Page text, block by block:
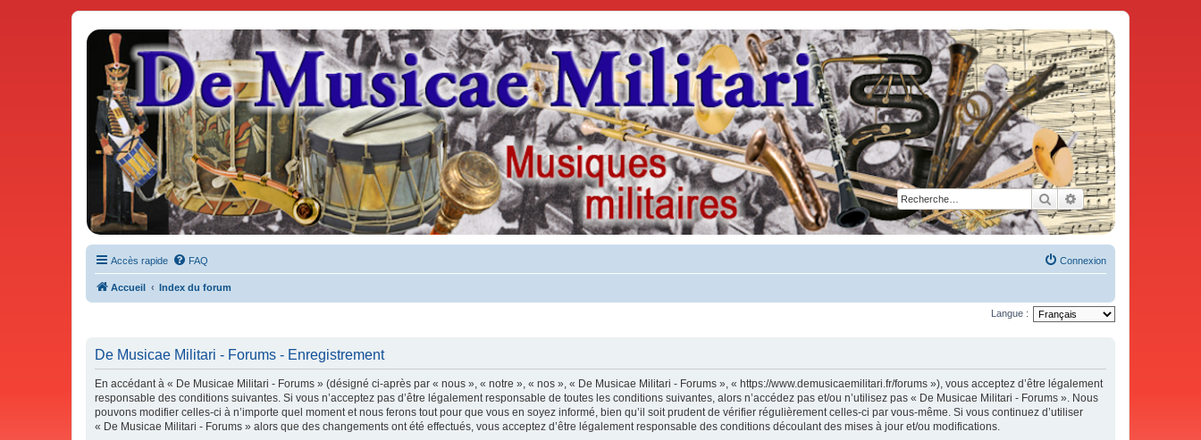
Rechercher
Recherche avancée
De Musicae Militari - Forums
Forums de discussions
Accès rapide FAQ Connexion
Accueil Index du forum
Langue :
De Musicae Militari - Forums - Enregistrement
En accédant à « De Musicae Militari - Forums » (désigné ci-après par « nous », « notre », « nos », « De Musicae Militari - Forums », « https://www.demusicaemilitari.fr/forums »), vous acceptez d’être légalement
responsable des conditions suivantes. Si vous n’acceptez pas d’être légalement responsable de toutes les conditions suivantes, alors n’accédez pas et/ou n’utilisez pas « De Musicae Militari - Forums ». Nous
pouvons modifier celles-ci à n’importe quel moment et nous ferons tout pour que vous en soyez informé, bien qu’il soit prudent de vérifier régulièrement celles-ci par vous-même. Si vous continuez d’utiliser
« De Musicae Militari - Forums » alors que des changements ont été effectués, vous acceptez d’être légalement responsable des conditions découlant des mises à jour et/ou modifications.